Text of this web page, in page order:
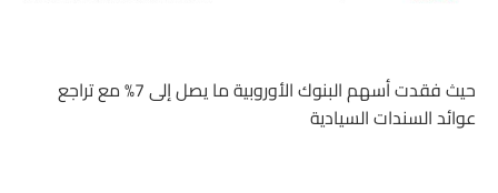
حيث فقدت أسهم البنوك الأوروبية ما يصل إلى 7% مع تراجع
عوائد السندات السيادية